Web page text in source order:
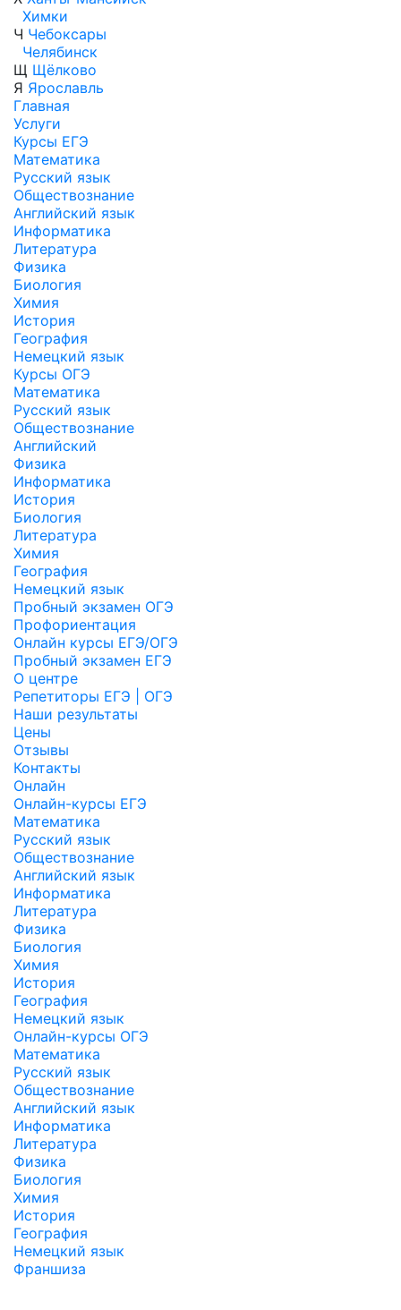
Химки
Ч Чебоксары
Челябинск
Щ Щёлково
Я Ярославль
Главная
Услуги
Курсы ЕГЭ
Математика
Русский язык
Обществознание
Английский язык
Информатика
Литература
Физика
Биология
Химия
История
География
Немецкий язык
Курсы ОГЭ
Математика
Русский язык
Обществознание
Английский
Физика
Информатика
История
Биология
Литература
Химия
География
Немецкий язык
Пробный экзамен ОГЭ
Профориентация
Онлайн курсы ЕГЭ/ОГЭ
Пробный экзамен ЕГЭ
О центре
Репетиторы ЕГЭ | ОГЭ
Наши результаты
Цены
Отзывы
Контакты
Онлайн
Онлайн-курсы ЕГЭ
Математика
Русский язык
Обществознание
Английский язык
Информатика
Литература
Физика
Биология
Химия
История
География
Немецкий язык
Онлайн-курсы ОГЭ
Математика
Русский язык
Обществознание
Английский язык
Информатика
Литература
Физика
Биология
Химия
История
География
Немецкий язык
Франшиза